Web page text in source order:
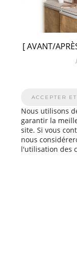
[ AVANT/
Nous utilisons
garantir la
site. Si vous
nous
l'utilisation des